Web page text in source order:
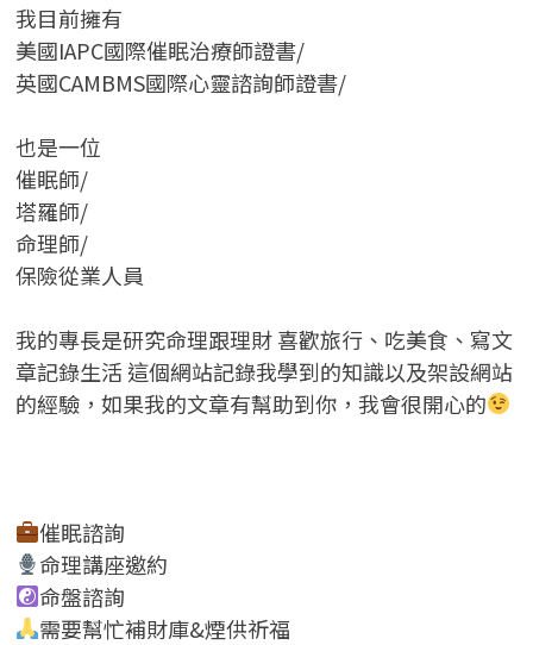
我目前擁有
美國IAPC國際催眠治療師證書/
英國CAMBMS國際心靈諮詢師證書/
也是一位
催眠師/
塔羅師/
命理師/
保險從業人員
我的專長是研究命理跟理財 喜歡旅行、吃美食、寫文
章記錄生活 這個網站記錄我學到的知識以及架設網站
的經驗，如果我的文章有幫助到你，我會很開心的
催眠諮詢
命理講座邀約
命盤諮詢
需要幫忙補財庫&煙供祈福